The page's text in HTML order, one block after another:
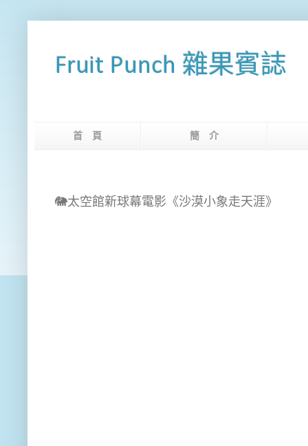
Fruit Punch 雜果賓誌
首 頁 簡 介
🐘太空館新球幕電影《沙漠小象走天涯》